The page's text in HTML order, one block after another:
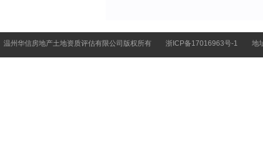
温州华信房地产土地资质评估有限公司版权所有 浙ICP备17016963号-1 地